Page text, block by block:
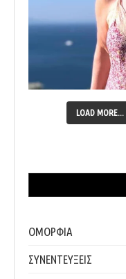
LOAD MORE...
ΟΜΟΡΦΙΑ
ΣΥΝΕΝΤΕΥΞΕΙΣ